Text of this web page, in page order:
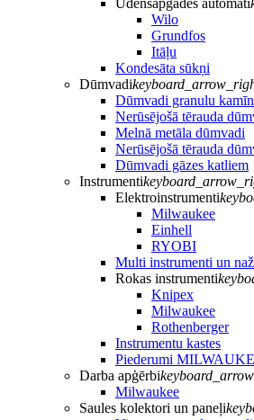
Ūdensapgādes automāti
Wilo
Grundfos
Itāļu
Kondesāta sūkņi
Dūmvadi
Dūmvadi granulu
Nerūsējošā tērauda
Melnā metāla dūmvadi
Nerūsējošā tērauda
Dūmvadi gāzes katliem
Instrumenti
Elektroinstrumenti
Milwaukee
Einhell
RYOBI
Multi instrumenti un
Rokas instrumenti
Knipex
Milwaukee
Rothenberger
Instrumentu kastes
Piederumi
Darba apģērbi
Milwaukee
Saules kolektori un paneļi